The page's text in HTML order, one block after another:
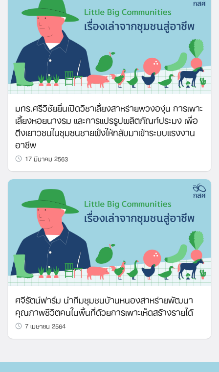
มทร.ศรีวิชัยยื่นเปิดวิชาเลี้ยงสาหร่ายพวงองุ่น การเพาะ
เลี้ยงหอยนางรม และการแปรรูปผลิตภัณฑ์ประมง เพื่อ
ดึงเยาวชนในชุมชนชายฝั่งให้กลับมาเข้าระบบแรงงาน
อาชีพ
17 มีนาคม 2563
ศจีรัตน์ฟาร์ม นำทีมชุมชนบ้านหนองสาหร่ายพัฒนา
คุณภาพชีวิตคนในพื้นที่ด้วยการเพาะเห็ดสร้างรายได้
7 เมษายน 2564